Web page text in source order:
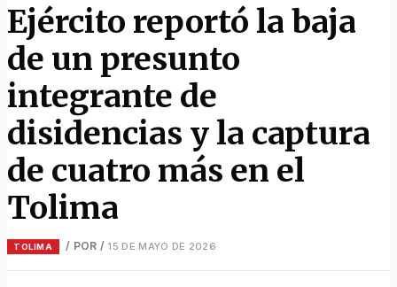
Ejército reportó la baja
de un presunto
integrante de
disidencias y la captura
de cuatro más en el
Tolima
TOLIMA / POR / 15 DE MAYO DE 2026